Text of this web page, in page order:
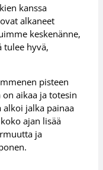
kanssa
alkaneet
keskenänne,
tulee hyvä,
pisteen
aikaa ja totesin
jalka painaa
ajan lisää
ja